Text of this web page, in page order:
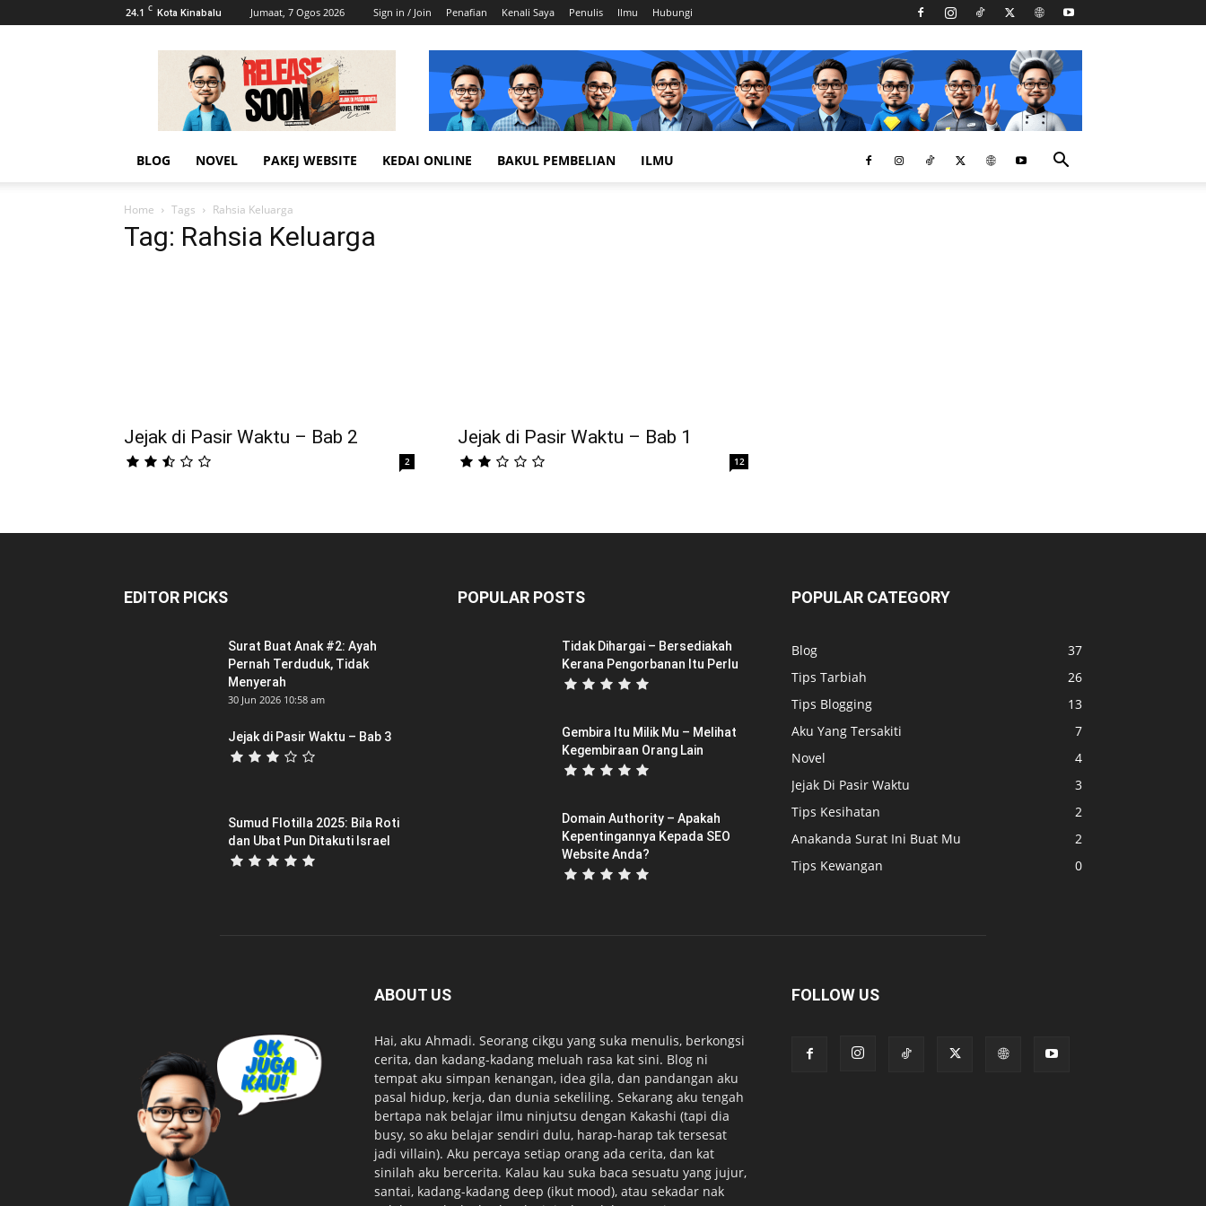
24.1 C Kota Kinabalu Jumaat, 7 Ogos 2026 Sign in / Join Penafian Kenali Saya Penulis Ilmu Hubungi
AhmadiKatu
BLOG NOVEL PAKEJ WEBSITE KEDAI ONLINE BAKUL PEMBELIAN ILMU
Home Tags Rahsia Keluarga
Tag: Rahsia Keluarga
Jejak di Pasir Waktu – Bab 2
2
Jejak di Pasir Waktu – Bab 1
12
EDITOR PICKS
Surat Buat Anak #2: Ayah
Pernah Terduduk, Tidak
Menyerah
30 Jun 2026 10:58 am
Jejak di Pasir Waktu – Bab 3
Sumud Flotilla 2025: Bila Roti
dan Ubat Pun Ditakuti Israel
POPULAR POSTS
Tidak Dihargai – Bersediakah
Kerana Pengorbanan Itu Perlu
Gembira Itu Milik Mu – Melihat
Kegembiraan Orang Lain
Domain Authority – Apakah
Kepentingannya Kepada SEO
Website Anda?
POPULAR CATEGORY
Blog
37
Tips Tarbiah
26
Tips Blogging
13
Aku Yang Tersakiti
7
Novel
4
Jejak Di Pasir Waktu
3
Tips Kesihatan
2
Anakanda Surat Ini Buat Mu
2
Tips Kewangan
0
ABOUT US
Hai, aku Ahmadi. Seorang cikgu yang suka menulis, berkongsi
cerita, dan kadang-kadang meluah rasa kat sini. Blog ni
tempat aku simpan kenangan, idea gila, dan pandangan aku
pasal hidup, kerja, dan dunia sekeliling. Sekarang aku tengah
bertapa nak belajar ilmu ninjutsu dengan Kakashi (tapi dia
busy, so aku belajar sendiri dulu, harap-harap tak tersesat
jadi villain). Aku percaya setiap orang ada cerita, dan kat
sinilah aku bercerita. Kalau kau suka baca sesuatu yang jujur,
santai, kadang-kadang deep (ikut mood), atau sekadar nak
FOLLOW US